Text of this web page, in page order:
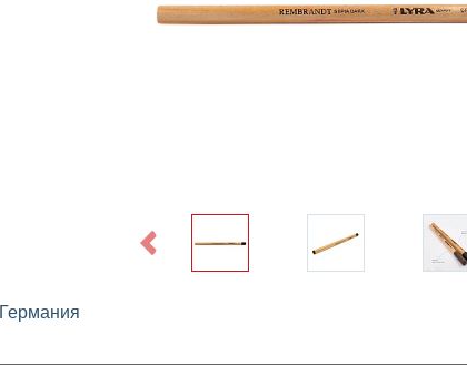
Previous
Германия